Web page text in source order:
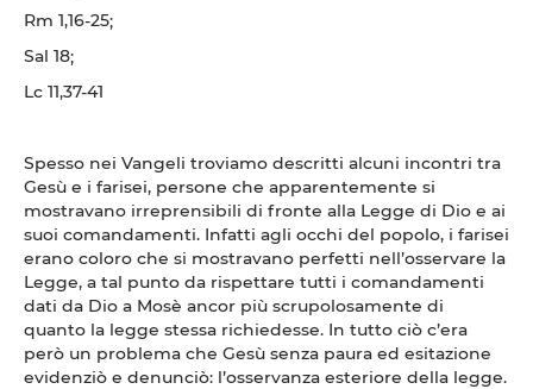
Rm 1,16-25;
Sal 18;
Lc 11,37-41
Spesso nei Vangeli troviamo descritti alcuni incontri tra
Gesù e i farisei, persone che apparentemente si
mostravano irreprensibili di fronte alla Legge di Dio e ai
suoi comandamenti. Infatti agli occhi del popolo, i farisei
erano coloro che si mostravano perfetti nell’osservare la
Legge, a tal punto da rispettare tutti i comandamenti
dati da Dio a Mosè ancor più scrupolosamente di
quanto la legge stessa richiedesse. In tutto ciò c’era
però un problema che Gesù senza paura ed esitazione
evidenziò e denunciò: l’osservanza esteriore della legge.